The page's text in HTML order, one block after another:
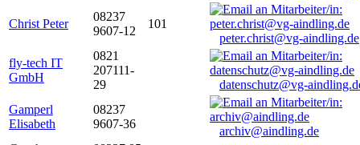
Christ Peter
08237
9607-12
101
peter.christ@vg-aindling.de
fly-tech IT
GmbH
0821
207111-
29
datenschutz@vg-
Gamperl
Elisabeth
08237
9607-36
archiv@aindling.de